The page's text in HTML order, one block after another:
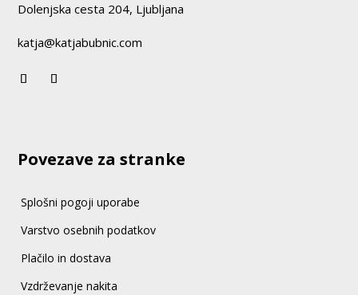
Dolenjska cesta 204, Ljubljana
katja@katjabubnic.com
Povezave za stranke
Splošni pogoji uporabe
Varstvo osebnih podatkov
Plačilo in dostava
Vzdrževanje nakita